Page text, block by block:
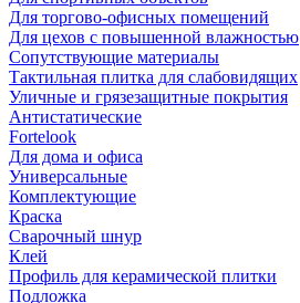
Для торгово-офисных помещений
Для цехов с повышенной влажностью
Сопутствующие материалы
Тактильная плитка для слабовидящих
Уличные и грязезащитные покрытия
Антистатические
Fortelook
Для дома и офиса
Универсальные
Комплектующие
Краска
Сварочный шнур
Клей
Профиль для керамической плитки
Подложка